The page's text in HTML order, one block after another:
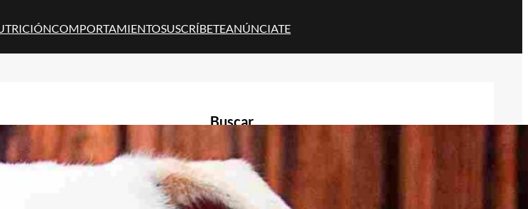
COMPORTAMIENTOSUSCRÍBETEANÚNCIATE
Buscar